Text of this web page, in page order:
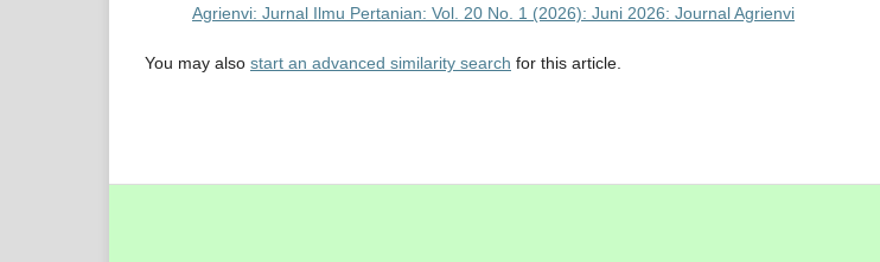
Agrienvi: Jurnal Ilmu Pertanian: Vol. 20 No. 1 (2026): Juni 2026: Journal Agrienvi
You may also start an advanced similarity search for this article.